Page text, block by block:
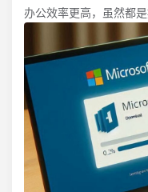
办公效率更高，虽然都